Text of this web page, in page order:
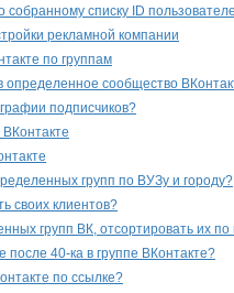
собранному списку ID
рекламной компании
по группам
сообщество
подписчиков?
групп по ВУЗу и городу?
своих клиентов?
групп ВК, отсортировать их
после 40-ка в группе ВКонтакте?
по ссылке?